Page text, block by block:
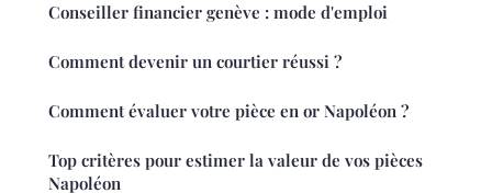
Conseiller financier genève : mode d'emploi
Comment devenir un courtier réussi ?
Comment évaluer votre pièce en or Napoléon ?
Top critères pour estimer la valeur de vos pièces
Napoléon